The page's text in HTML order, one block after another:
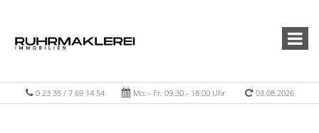
0 23 35 / 7 69 14 54 Mo. - Fr. 09.30 - 18.00 Uhr 03.08.2026